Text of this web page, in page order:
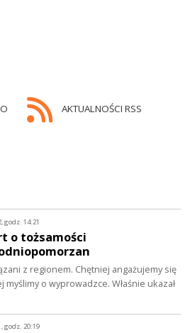
AKTUALNOŚCI RSS
godz. 14:21
o tożsamości
z regionem. Chętniej angażujemy się
o wyprowadzce. Właśnie ukazał
godz. 20:19